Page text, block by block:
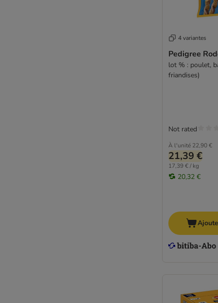
4 variantes
Pedigree
lot % : poulet,
friandises)
À l'unité 22,90 €
21,39 €
17,39 € / kg
20,32 €
Not rated